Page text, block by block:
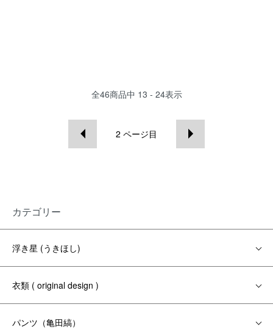
全46商品中 13 - 24表示
2 ページ目
カテゴリー
浮き星 (うきほし)
衣類 ( original design )
パンツ（亀田縞）